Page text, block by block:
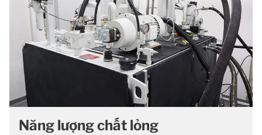
Năng lượng chất lỏng